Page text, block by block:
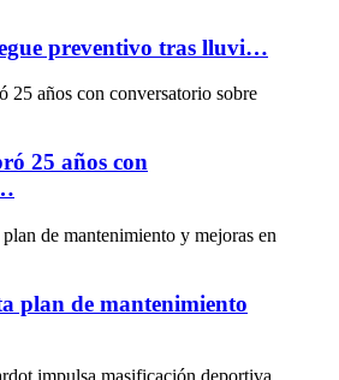
preventivo tras lluvi…
25 años con
plan de mantenimiento